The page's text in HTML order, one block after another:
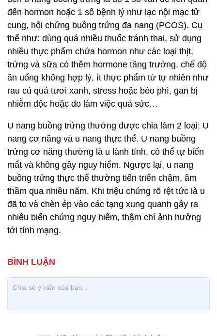
đến hormon hoặc 1 số bệnh lý như lạc nội mạc tử
cung, hội chứng buồng trứng đa nang (PCOS). Cụ
thể như: dùng quá nhiều thuốc tránh thai, sử dụng
nhiều thực phẩm chứa hormon như các loại thịt,
trứng và sữa có thêm hormone tăng trưởng, chế độ
ăn uống không hợp lý, ít thực phẩm từ tự nhiên như
rau củ quả tươi xanh, stress hoặc béo phì, gan bị
nhiễm độc hoặc do làm việc quá sức…
U nang buồng trứng thường được chia làm 2 loại: U
nang cơ năng và u nang thực thể. U nang buồng
trứng cơ năng thường là u lành tính, có thể tự biến
mất và không gây nguy hiểm. Ngược lại, u nang
buồng trứng thực thể thường tiến triển chậm, âm
thầm qua nhiều năm. Khi triệu chứng rõ rệt tức là u
đã to và chèn ép vào các tạng xung quanh gây ra
nhiều biến chứng nguy hiểm, thậm chí ảnh hưởng
tới tính mạng.